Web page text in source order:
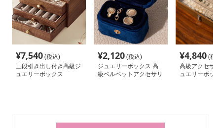
¥7,540(税込)
三段引き出し付き高級ジ
ュエリーボックス
¥2,120(税込)
ジュエリーボックス 高
級ベルベットアクセサリ
¥4,840(税
高級アクセサ
ュエリーボッ